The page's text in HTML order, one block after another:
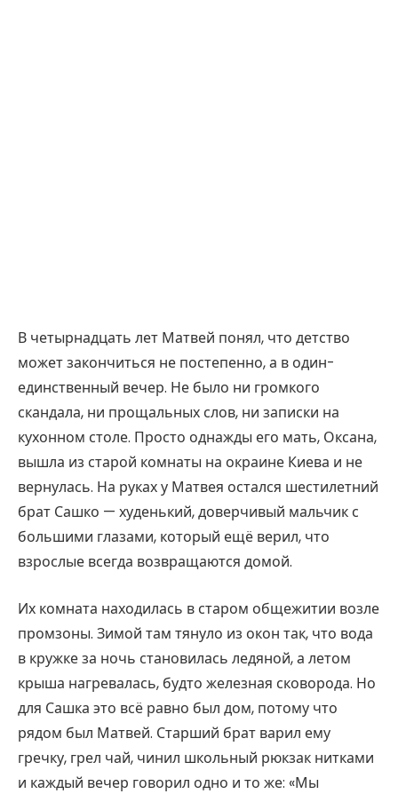
В четырнадцать лет Матвей понял, что детство
может закончиться не постепенно, а в один-
единственный вечер. Не было ни громкого
скандала, ни прощальных слов, ни записки на
кухонном столе. Просто однажды его мать, Оксана,
вышла из старой комнаты на окраине Киева и не
вернулась. На руках у Матвея остался шестилетний
брат Сашко — худенький, доверчивый мальчик с
большими глазами, который ещё верил, что
взрослые всегда возвращаются домой.
Их комната находилась в старом общежитии возле
промзоны. Зимой там тянуло из окон так, что вода
в кружке за ночь становилась ледяной, а летом
крыша нагревалась, будто железная сковорода. Но
для Сашка это всё равно был дом, потому что
рядом был Матвей. Старший брат варил ему
гречку, грел чай, чинил школьный рюкзак нитками
и каждый вечер говорил одно и то же: «Мы